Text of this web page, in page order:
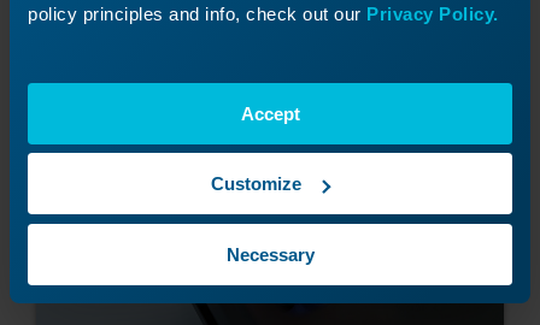
policy principles and info, check out our Privacy Policy.
Accept
Customize
Necessary
hacia la derecha varias veces para garantizar una